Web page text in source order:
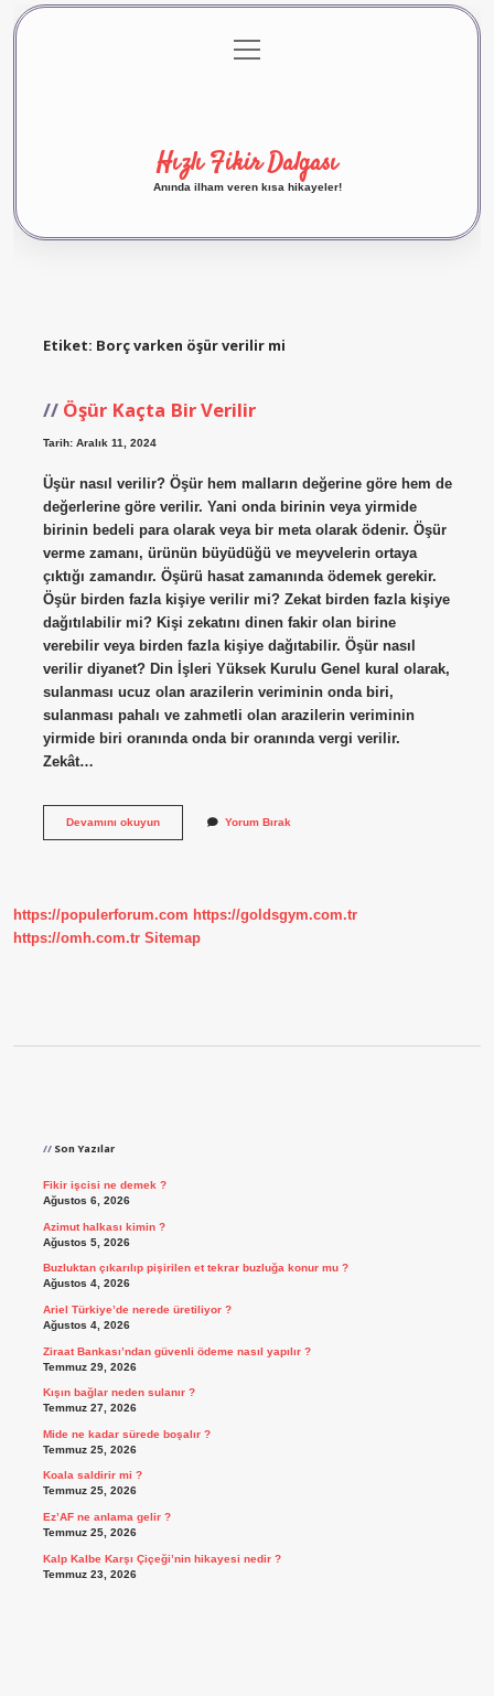
Gizlilik Politikası
menüyü
aç
Hızlı Fikir Dalgası
Anında ilham veren kısa hikayeler!
Etiket: Borç varken öşür verilir mi
Öşür Kaçta Bir Verilir
Tarih: Aralık 11, 2024
Üşür nasıl verilir? Öşür hem malların değerine göre hem de
değerlerine göre verilir. Yani onda birinin veya yirmide
birinin bedeli para olarak veya bir meta olarak ödenir. Öşür
verme zamanı, ürünün büyüdüğü ve meyvelerin ortaya
çıktığı zamandır. Öşürü hasat zamanında ödemek gerekir.
Öşür birden fazla kişiye verilir mi? Zekat birden fazla kişiye
dağıtılabilir mi? Kişi zekatını dinen fakir olan birine
verebilir veya birden fazla kişiye dağıtabilir. Öşür nasıl
verilir diyanet? Din İşleri Yüksek Kurulu Genel kural olarak,
sulanması ucuz olan arazilerin veriminin onda biri,
sulanması pahalı ve zahmetli olan arazilerin veriminin
yirmide biri oranında onda bir oranında vergi verilir.
Zekât…
Devamını okuyunÖşür
Yorum Bırak
https://populerforum.com https://goldsgym.com.tr
https://omh.com.tr Sitemap
Son Yazılar
Fikir işcisi ne demek ?
Ağustos 6, 2026
Azimut halkası kimin ?
Ağustos 5, 2026
Buzluktan çıkarılıp pişirilen et tekrar buzluğa konur mu ?
Ağustos 4, 2026
Ariel Türkiye’de nerede üretiliyor ?
Ağustos 4, 2026
Ziraat Bankası’ndan güvenli ödeme nasıl yapılır ?
Temmuz 29, 2026
Kışın bağlar neden sulanır ?
Temmuz 27, 2026
Mide ne kadar sürede boşalır ?
Temmuz 25, 2026
Koala saldirir mi ?
Temmuz 25, 2026
Ez’AF ne anlama gelir ?
Temmuz 25, 2026
Kalp Kalbe Karşı Çiçeği’nin hikayesi nedir ?
Temmuz 23, 2026